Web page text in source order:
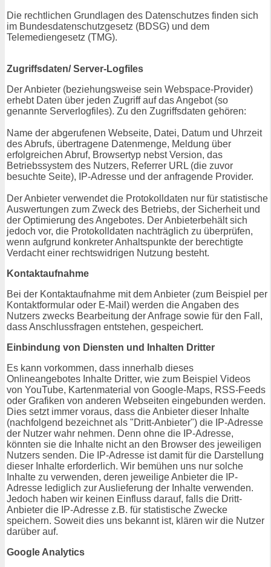
Die rechtlichen Grundlagen des Datenschutzes finden sich
im Bundesdatenschutzgesetz (BDSG) und dem
Telemediengesetz (TMG).
Zugriffsdaten/ Server-Logfiles
Der Anbieter (beziehungsweise sein Webspace-Provider)
erhebt Daten über jeden Zugriff auf das Angebot (so
genannte Serverlogfiles). Zu den Zugriffsdaten gehören:
Name der abgerufenen Webseite, Datei, Datum und Uhrzeit
des Abrufs, übertragene Datenmenge, Meldung über
erfolgreichen Abruf, Browsertyp nebst Version, das
Betriebssystem des Nutzers, Referrer URL (die zuvor
besuchte Seite), IP-Adresse und der anfragende Provider.
Der Anbieter verwendet die Protokolldaten nur für statistische
Auswertungen zum Zweck des Betriebs, der Sicherheit und
der Optimierung des Angebotes. Der Anbieterbehält sich
jedoch vor, die Protokolldaten nachträglich zu überprüfen,
wenn aufgrund konkreter Anhaltspunkte der berechtigte
Verdacht einer rechtswidrigen Nutzung besteht.
Kontaktaufnahme
Bei der Kontaktaufnahme mit dem Anbieter (zum Beispiel per
Kontaktformular oder E-Mail) werden die Angaben des
Nutzers zwecks Bearbeitung der Anfrage sowie für den Fall,
dass Anschlussfragen entstehen, gespeichert.
Einbindung von Diensten und Inhalten Dritter
Es kann vorkommen, dass innerhalb dieses
Onlineangebotes Inhalte Dritter, wie zum Beispiel Videos
von YouTube, Kartenmaterial von Google-Maps, RSS-Feeds
oder Grafiken von anderen Webseiten eingebunden werden.
Dies setzt immer voraus, dass die Anbieter dieser Inhalte
(nachfolgend bezeichnet als "Dritt-Anbieter") die IP-Adresse
der Nutzer wahr nehmen. Denn ohne die IP-Adresse,
könnten sie die Inhalte nicht an den Browser des jeweiligen
Nutzers senden. Die IP-Adresse ist damit für die Darstellung
dieser Inhalte erforderlich. Wir bemühen uns nur solche
Inhalte zu verwenden, deren jeweilige Anbieter die IP-
Adresse lediglich zur Auslieferung der Inhalte verwenden.
Jedoch haben wir keinen Einfluss darauf, falls die Dritt-
Anbieter die IP-Adresse z.B. für statistische Zwecke
speichern. Soweit dies uns bekannt ist, klären wir die Nutzer
darüber auf.
Google Analytics